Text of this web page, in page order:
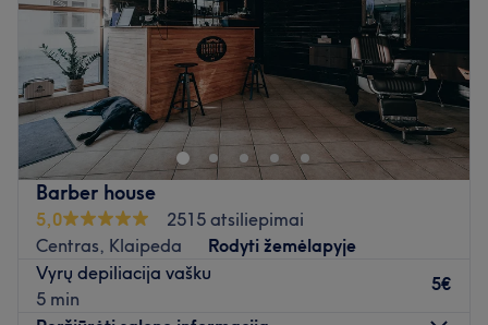
Barber house
5,0
2515 atsiliepimai
Centras, Klaipeda
Rodyti žemėlapyje
Vyrų depiliacija vašku
5 min
5€